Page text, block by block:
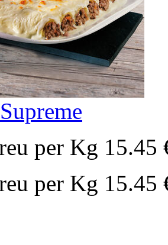
per Kg 15.45
per Kg 15.45